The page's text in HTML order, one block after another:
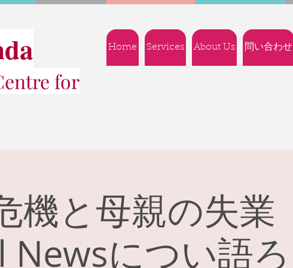
for
Home Services About Us 問い合わせ
機と母親の失業
Newsについ語ろ